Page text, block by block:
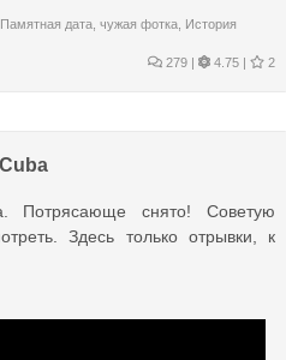
Памятная дата чужая фотка История
279 | 4.75 | 2
Потрясающе снято! Советую
Здесь только отрывки, к